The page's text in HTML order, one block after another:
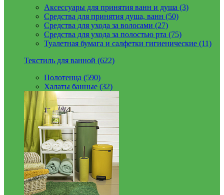
Аксессуары для принятия ванн и душа (3)
Средства для принятия душа, ванн (50)
Средства для ухода за волосами (27)
Средства для ухода за полостью рта (75)
Туалетная бумага и салфетки гигиенические (11)
Текстиль для ванной (622)
Полотенца (590)
Халаты банные (32)